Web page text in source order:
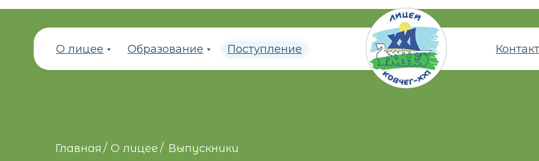
О лицее Образование Поступление
Главная О лицее Выпускники
/ /